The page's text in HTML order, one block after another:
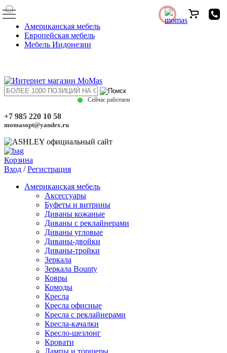
Американская мебель
Европейская мебель
Мебель Индонезии
Сейчас работаем
+7 985 220 10 58
momasopt@yandex.ru
Корзина
Вход /Регистрация
Американская мебель
Аксессуары
Буфеты и витрины
Диваны кожаные
Диваны с реклайнерами
Диваны угловые
Диваны-двойки
Диваны-тройки
Зеркала
Зеркала Bounty
Ковры
Комоды
Кресла
Кресла офисные
Кресла с реклайнерами
Кресла-качалки
Кресло-шезлонг
Кровати
Лампы и торшеры